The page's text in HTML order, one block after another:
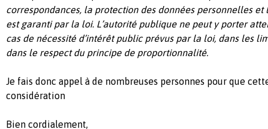
correspondances, la protection des données personnelles
est garanti par la loi. L’autorité publique ne peut y porter
cas de nécessité d’intérêt public prévus par la loi, dans les
dans le respect du principe de proportionnalité.
Je fais donc appel à de nombreuses personnes pour que
considération
Bien cordialement,